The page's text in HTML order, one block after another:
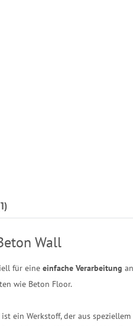
Wall
für eine einfache Verarbeitung
wie Beton Floor.
ein Werkstoff, der aus